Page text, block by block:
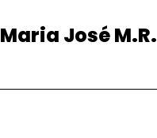
Maria José M.R.